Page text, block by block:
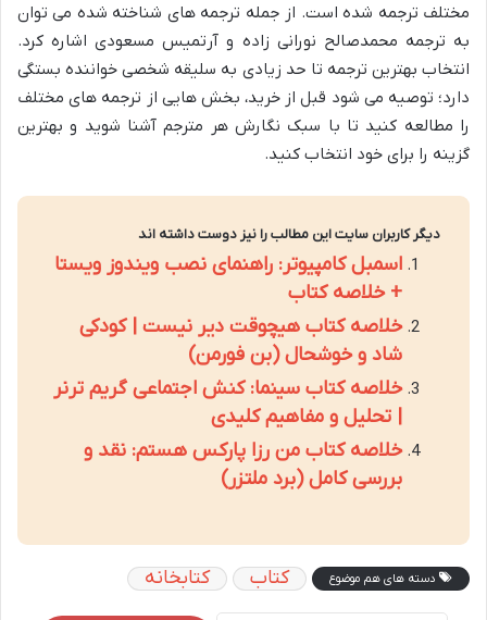
مختلف ترجمه شده است. از جمله ترجمه های شناخته شده می توان
به ترجمه محمدصالح نورانی زاده و آرتمیس مسعودی اشاره کرد.
انتخاب بهترین ترجمه تا حد زیادی به سلیقه شخصی خواننده بستگی
دارد؛ توصیه می شود قبل از خرید، بخش هایی از ترجمه های مختلف
را مطالعه کنید تا با سبک نگارش هر مترجم آشنا شوید و بهترین
گزینه را برای خود انتخاب کنید.
دیگر کاربران سایت این مطالب را نیز دوست داشته اند
اسمبل کامپیوتر: راهنمای نصب ویندوز ویستا
+ خلاصه کتاب
خلاصه کتاب هیچوقت دیر نیست | کودکی
شاد و خوشحال (بن فورمن)
خلاصه کتاب سینما: کنش اجتماعی گریم ترنر
| تحلیل و مفاهیم کلیدی
خلاصه کتاب من رزا پارکس هستم: نقد و
بررسی کامل (برد ملتزر)
دسته های هم موضوع کتاب کتابخانه